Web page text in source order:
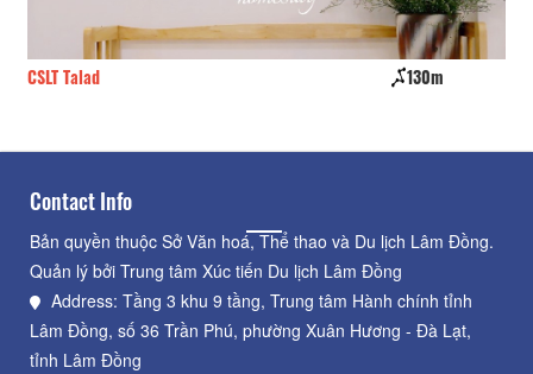
CSLT Talad 130m
Contact Info
Bản quyền thuộc Sở Văn hoá, Thể thao và Du lịch Lâm Đồng.
Quản lý bởi Trung tâm Xúc tiến Du lịch Lâm Đồng
Address: Tầng 3 khu 9 tầng, Trung tâm Hành chính tỉnh
Lâm Đồng, số 36 Trần Phú, phường Xuân Hương - Đà Lạt,
tỉnh Lâm Đồng